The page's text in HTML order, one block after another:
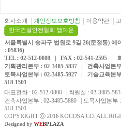
회사소개 개인정보보호방침 이용약관
한국건설안전협회 앱다운
서울특별시 송파구 법원로 9길 26(문정동) 에
: 05836)
TEL : 02-512-0808 | FAX : 02-541-2595 |
기획관리본부 : 02-3485-5837 | 건축사업본부
토목사업본부 : 02-3485-5927 | 기술교육본
518-1501
대표전화 : 02-512-0808 | 회원실 : 02-3485-
건축사업본부 : 02-3485-5880 | 토목사업본부
518-1501
COPYRIGHT ⓒ2016 KOCOSA CO. ALL
Designed by WEBPLAZA